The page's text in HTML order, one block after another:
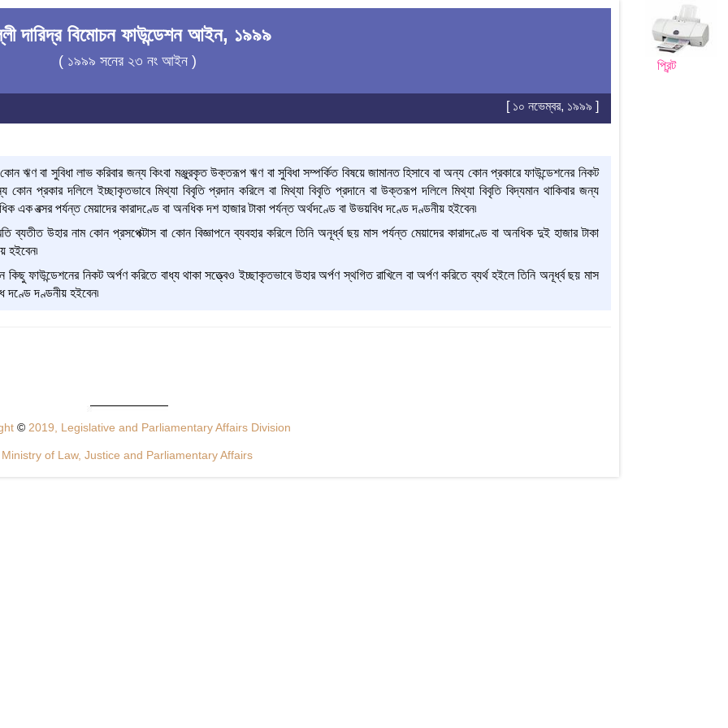
প্রিন্ট
দারিদ্র বিমোচন ফাউন্ডেশন আইন, ১৯৯৯
( ১৯৯৯ সনের ২৩ নং আইন )
[ ১০ নভেম্বর, ১৯৯৯ ]
বা সুবিধা লাভ করিবার জন্য কিংবা মঞ্জুরকৃত উক্তরূপ ঋণ বা সুবিধা সম্পর্কিত বিষয়ে জামানত হিসাবে বা অন্য কোন প্রকারে ফাউন্ডেশনের নিকট
প্রকার দলিলে ইচ্ছাকৃতভাবে মিথ্যা বিবৃতি প্রদান করিলে বা মিথ্যা বিবৃতি প্রদানে বা উক্তরূপ দলিলে মিথ্যা বিবৃতি বিদ্যমান থাকিবার জন্য
এক বত্সর পর্যন্ত মেয়াদের কারাদণ্ডে বা অনধিক দশ হাজার টাকা পর্যন্ত অর্থদণ্ডে বা উভয়বিধ দণ্ডে দণ্ডনীয় হইবেন৷
ব্যতীত উহার নাম কোন প্রসপেক্টাস বা কোন বিজ্ঞাপনে ব্যবহার করিলে তিনি অনূর্ধ্ব ছয় মাস পর্যন্ত মেয়াদের কারাদণ্ডে বা অনধিক দুই হাজার টাকা
হইবেন৷
নিকট অর্পণ করিতে বাধ্য থাকা সত্ত্বেও ইচ্ছাকৃতভাবে উহার অর্পণ স্থগিত রাখিলে বা অর্পণ করিতে ব্যর্থ হইলে তিনি অনূর্ধ্ব ছয় মাস
দণ্ডে দণ্ডনীয় হইবেন৷
©2019, Legislative and Parliamentary Affairs Division
Ministry of Law, Justice and Parliamentary Affairs